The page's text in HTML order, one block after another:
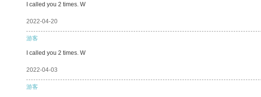
I called you 2 times. W
2022-04-20
游客
I called you 2 times. W
2022-04-03
游客